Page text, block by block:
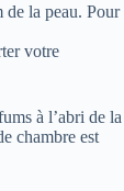
de la peau. Pour
votre
à l’abri de la
chambre est